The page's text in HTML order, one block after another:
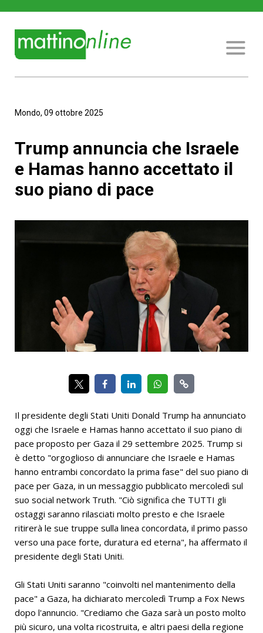
Mondo, 09 ottobre 2025
Trump annuncia che Israele
e Hamas hanno accettato il
suo piano di pace
Il presidente degli Stati Uniti Donald Trump ha annunciato
oggi che Israele e Hamas hanno accettato il suo piano di
pace proposto per Gaza il 29 settembre 2025. Trump si
è detto "orgoglioso di annunciare che Israele e Hamas
hanno entrambi concordato la prima fase" del suo piano di
pace per Gaza, in un messaggio pubblicato mercoledì sul
suo social network Truth. "Ciò significa che TUTTI gli
ostaggi saranno rilasciati molto presto e che Israele
ritirerà le sue truppe sulla linea concordata, il primo passo
verso una pace forte, duratura ed eterna", ha affermato il
presidente degli Stati Uniti.
Gli Stati Uniti saranno "coinvolti nel mantenimento della
pace" a Gaza, ha dichiarato mercoledì Trump a Fox News
dopo l'annuncio. "Crediamo che Gaza sarà un posto molto
più sicuro, una volta ricostruita, e altri paesi della regione